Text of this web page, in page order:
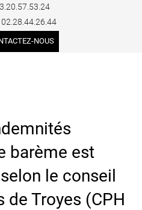
NOUS
barème est
le conseil
de Troyes (CPH